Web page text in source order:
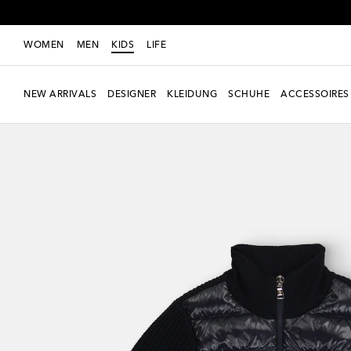
WOMEN MEN KIDS LIFE
NEW ARRIVALS DESIGNER KLEIDUNG SCHUHE ACCESSOIRES